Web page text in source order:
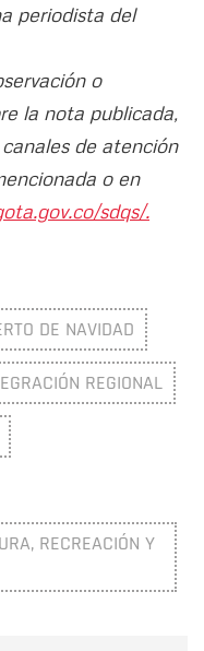
periodista del
o
la nota publicada,
de atención
o en
sdqs/.
DE NAVIDAD
REGIONAL
RECREACIÓN Y